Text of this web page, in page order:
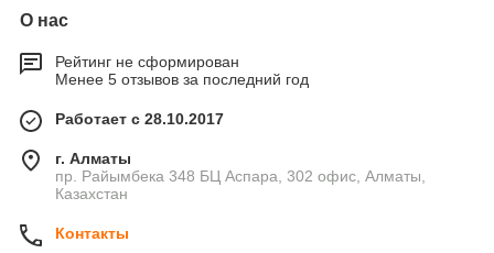
О нас
Рейтинг не сформирован
Менее 5 отзывов за последний год
Работает с 28.10.2017
г. Алматы
пр. Райымбека 348 БЦ Аспара, 302 офис, Алматы,
Казахстан
Контакты